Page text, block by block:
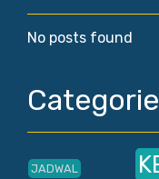
No posts found
JADWAL